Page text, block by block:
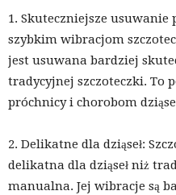
1. Skuteczniejsze usuwanie
szybkim wibracjom
jest usuwana bardziej
tradycyjnej szczoteczki. To
próchnicy i chorobom
2. Delikatne dla dziąseł:
delikatna dla dziąseł niż
manualna. Jej wibracje są